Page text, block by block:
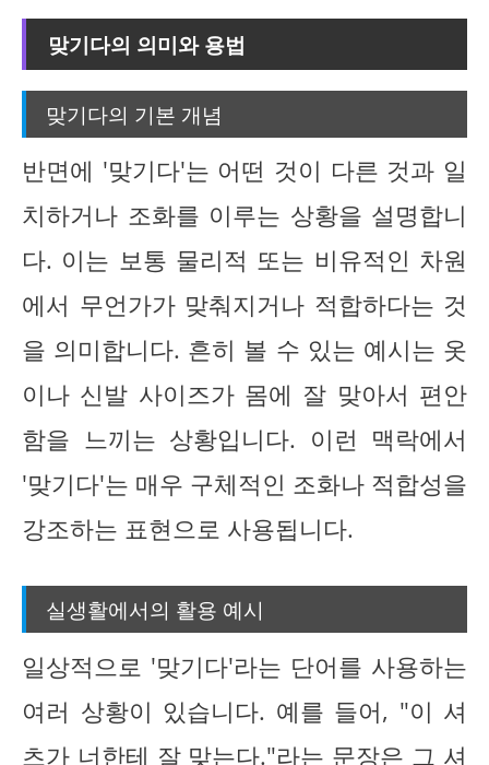
맞기다의 의미와 용법
맞기다의 기본 개념
반면에 '맞기다'는 어떤 것이 다른 것과 일
치하거나 조화를 이루는 상황을 설명합니
다. 이는 보통 물리적 또는 비유적인 차원
에서 무언가가 맞춰지거나 적합하다는 것
을 의미합니다. 흔히 볼 수 있는 예시는 옷
이나 신발 사이즈가 몸에 잘 맞아서 편안
함을 느끼는 상황입니다. 이런 맥락에서
'맞기다'는 매우 구체적인 조화나 적합성을
강조하는 표현으로 사용됩니다.
실생활에서의 활용 예시
일상적으로 '맞기다'라는 단어를 사용하는
여러 상황이 있습니다. 예를 들어, "이 셔
츠가 너한테 잘 맞는다."라는 문장은 그 셔